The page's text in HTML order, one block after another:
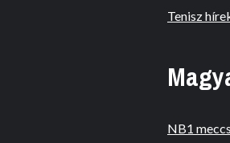
Tenisz
NB1